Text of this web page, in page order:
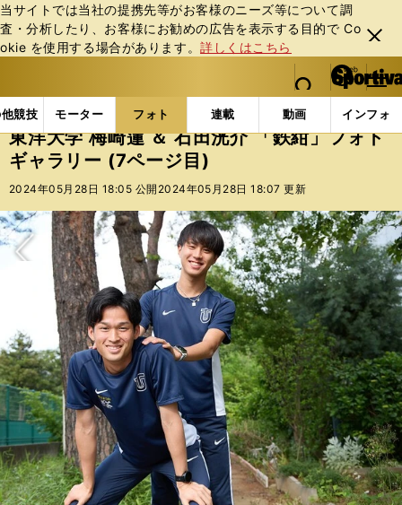
当サイトでは当社の提携先等がお客様のニーズ等について調
査・分析したり、お客様にお勧めの広告を表⽰する⽬的で Co
okie を使⽤する場合があります。詳しくはこちら
閉じ
る
web Sportiva (webスポルティーバ)
検索
マイペ
ー
ジ
メニュ
競技 モーター フォト 連載 動画 インフォ
b
ス
ポ
ル
ー
バ
フォトギャラリー コラムフォト 東洋大学 梅崎蓮
東洋大学 梅崎蓮 ＆ 石田洸介 「鉄紺」フォト
ギャラリー (7ページ目)
2024年05月28日 18:05 公開 2024年05月28日 18:07 更新
前へ